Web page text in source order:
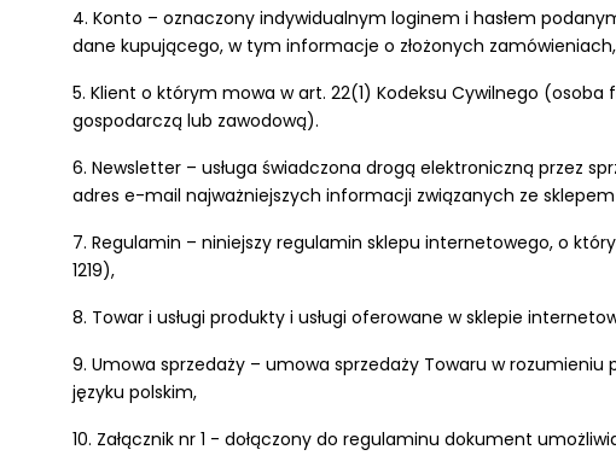
4. Konto – oznaczony indywidualnym loginem i hasłem
dane kupującego, w tym informacje o złożonych zamówieniach,
5. Klient o którym mowa w art. 22(1) Kodeksu Cywilnego
gospodarczą lub zawodową).
6. Newsletter – usługa świadczona drogą elektroniczną przez
adres e-mail najważniejszych informacji związanych ze
7. Regulamin – niniejszy regulamin sklepu internetowego, o
1219),
8. Towar i usługi produkty i usługi oferowane w sklepie
9. Umowa sprzedaży – umowa sprzedaży Towaru w
języku polskim,
10. Załącznik nr 1 - dołączony do regulaminu dokument